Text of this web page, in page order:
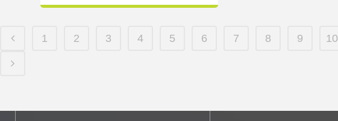
1 2 3 4 5 6 7 8 9 10